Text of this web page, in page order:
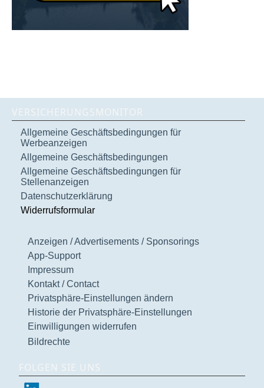
VERSICHERUNGSMONITOR
Allgemeine Geschäftsbedingungen für
Werbeanzeigen
Allgemeine Geschäftsbedingungen
Allgemeine Geschäftsbedingungen für
Stellenanzeigen
Datenschutzerklärung
Widerrufsformular
Anzeigen / Advertisements / Sponsorings
App-Support
Impressum
Kontakt / Contact
Privatsphäre-Einstellungen ändern
Historie der Privatsphäre-Einstellungen
Einwilligungen widerrufen
Bildrechte
FOLGEN SIE UNS